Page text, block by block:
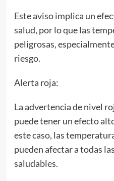
Este aviso implica un
salud, por lo que las
peligrosas,
riesgo.
Alerta roja:
La advertencia de nivel
puede tener un efecto
este caso, las
pueden afectar a todas
saludables.